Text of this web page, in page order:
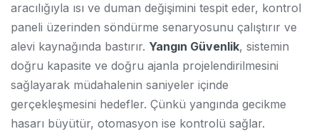
aracılığıyla ısı ve duman değişimini tespit eder, kontrol
paneli üzerinden söndürme senaryosunu çalıştırır ve
alevi kaynağında bastırır. Yangın Güvenlik, sistemin
doğru kapasite ve doğru ajanla projelendirilmesini
sağlayarak müdahalenin saniyeler içinde
gerçekleşmesini hedefler. Çünkü yangında gecikme
hasarı büyütür, otomasyon ise kontrolü sağlar.